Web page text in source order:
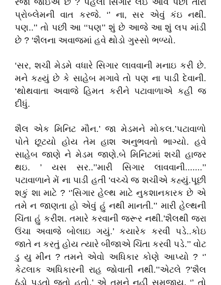
રજા જોઇએ છે ? પહેલાં સિગાર લઇ આવ પછી તારા
પ્રોબ્લેમની વાત કરજે. ‘’ ના, સર એવું કંઇ નથી.
પણ..’’ તો પછી આ ‘‘પણ’’ શું છે આજે આ શું લપ માંડી
છે ? ‘શૈલના અવાજમાં હવે થોડો ગુસ્સો ભળ્યો.
‘સર, શચી મેડમે વધારે સિગાર લાવવાની મનાઇ કરી છે.
મને કહ્યું છે કે સાહેબ મગાવે તો પણ ના પાડી દેવાની.
‘થોથવાતા અવાજે હિમત કરીને પટાવાળાએ કહી જ
દીધું.
શૈલ એક મિનિટ મૌન.’ જા મેડમને મોકલ.’પટાવાળો
પોતે છૂટયો હોય તેમ હાશ અનુભવતો ભાગ્યો. હવે
સાહેબ જાણે ને મેડમ જાણે.બે મિનિટમાં શચી હાજર
થઇ. ’ યસ સર..’’મારી સિગાર લાવવાની.......’’
પટાવાળાને મેં ના પાડી હતી ‘વચ્ચે જ શચીએ કહ્યું.પૂછી
શકું શા માટે ? ‘’સિગાર હેલ્થ માટે નુકશાનકારક છે એ
તમે ન જાણતા હો એવું હું નથી માનતી.’’ મારી હેલ્થની
ચિંતા હું કરીશ. તમારે કરવાની જરૂર નથી.’શૈલથી જરા
ઉંચા અવાજે બોલાઇ ગયું.’ કયારેક કરવી પડે..કોઇ
જાતે ન કરતું હોય ત્યારે બીજાએ ચિંતા કરવી પડે.’’ વોટ
ડુ યુ મીન ? તમને એવો અધિકાર કોણે આપ્યો ? ‘’
કેટલાક અધિકારની રાહ જોવાતી નથી.’’એટલે ?’શૈલ
ઠંડો પડતો જતો હતો.’ એ તમને નહીં સમજાય. ‘’ તો